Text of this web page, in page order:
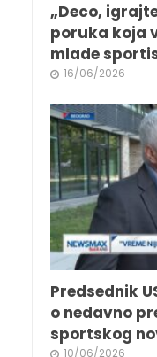
„Deco,
poruka koja
mlade
16/06/2026
Predsednik
o nedavno
sportskog
10/06/2026